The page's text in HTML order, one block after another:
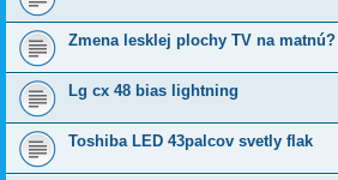
Zmena lesklej plochy TV na matnú?
Lg cx 48 bias lightning
Toshiba LED 43palcov svetly flak